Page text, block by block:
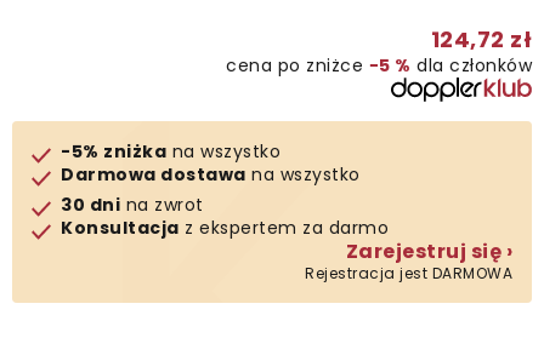
124,72 zł
cena po zniżce −5 % dla członków
-5% zniżka na wszystko
Darmowa dostawa na wszystko
30 dni na zwrot
Konsultacja z ekspertem za darmo
Zarejestruj się ›
Rejestracja jest DARMOWA